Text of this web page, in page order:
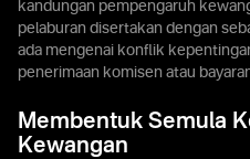
kandungan pempengaruh
pelaburan disertakan dengan
ada mengenai konflik
penerimaan komisen atau
Membentuk Semula
Kewangan